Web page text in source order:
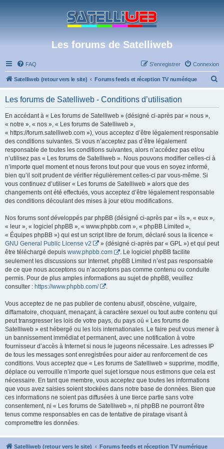
Les forums de Satelliweb
FAQ Connexion
S’enregistrer
Satelliweb (retour vers le site) Forums feeds et réception TV numérique
Les forums de Satelliweb - Conditions d’utilisation
En accédant à « Les forums de Satelliweb » (désigné ci-après par « nous »,
« notre », « nos », « Les forums de Satelliweb »,
« https://forum.satelliweb.com »), vous acceptez d’être légalement responsable
des conditions suivantes. Si vous n’acceptez pas d’être légalement
responsable de toutes les conditions suivantes, alors n’accédez pas et/ou
n’utilisez pas « Les forums de Satelliweb ». Nous pouvons modifier celles-ci à
n’importe quel moment et nous ferons tout pour que vous en soyez informé,
bien qu’il soit prudent de vérifier régulièrement celles-ci par vous-même. Si
vous continuez d’utiliser « Les forums de Satelliweb » alors que des
changements ont été effectués, vous acceptez d’être légalement responsable
des conditions découlant des mises à jour et/ou modifications.
Nos forums sont développés par phpBB (désigné ci-après par « ils », « eux »,
« leur », « logiciel phpBB », « www.phpbb.com », « phpBB Limited »,
« Équipes phpBB ») qui est un script libre de forum, déclaré sous la licence «
GNU General Public License v2
» (désigné ci-après par « GPL ») et qui peut
être téléchargé depuis www.phpbb.com
. Le logiciel phpBB facilite
seulement les discussions sur Internet. phpBB Limited n’est pas responsable
de ce que nous acceptons ou n’acceptons pas comme contenu ou conduite
permis. Pour de plus amples informations au sujet de phpBB, veuillez
consulter : https://www.phpbb.com/
Vous acceptez de ne pas publier de contenu abusif, obscène, vulgaire,
diffamatoire, choquant, menaçant, à caractère sexuel ou tout autre contenu qui
peut transgresser les lois de votre pays, du pays où « Les forums de
Satelliweb » est hébergé ou les lois internationales. Le faire peut vous mener à
un bannissement immédiat et permanent, avec une notification à votre
fournisseur d’accès à Internet si nous le jugeons nécessaire. Les adresses IP
de tous les messages sont enregistrées pour aider au renforcement de ces
conditions. Vous acceptez que « Les forums de Satelliweb » supprime, modifie,
déplace ou verrouille n’importe quel sujet lorsque nous estimons que cela est
nécessaire. En tant que membre, vous acceptez que toutes les informations
que vous avez saisies soient stockées dans notre base de données. Bien que
ces informations ne soient pas diffusées à une tierce partie sans votre
consentement, ni « Les forums de Satelliweb », ni phpBB ne pourront être
tenus comme responsables en cas de tentative de piratage visant à
compromettre les données.
Satelliweb (retour vers le site) Forums feeds et réception TV numérique